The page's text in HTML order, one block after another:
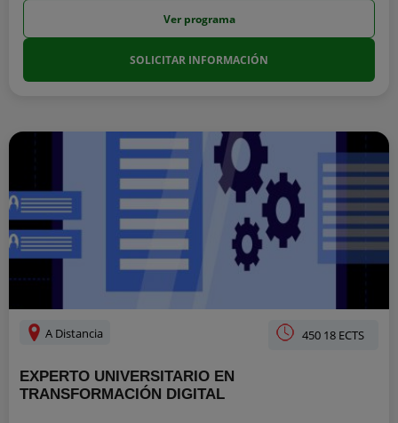
Ver programa
SOLICITAR INFORMACIÓN
A Distancia 450 18 ECTS
EXPERTO UNIVERSITARIO EN
TRANSFORMACIÓN DIGITAL